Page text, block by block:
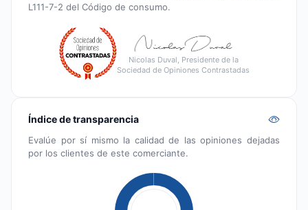
L111-7-2 del Código de consumo.
Nicolas Duval, Presidente de la
Sociedad de Opiniones Contrastadas
Índice de transparencia
Evalúe por sí mismo la calidad de las opiniones dejadas
por los clientes de este comerciante.